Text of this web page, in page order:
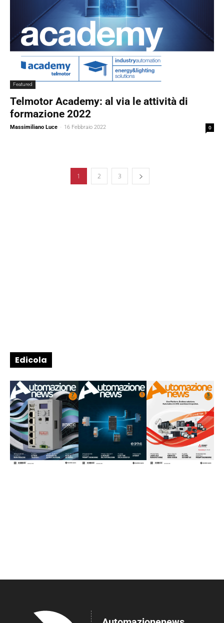
Featured
Telmotor Academy: al via le attività di
formazione 2022
Massimiliano Luce - 16 Febbraio 2022 0
1 2 3
Edicola